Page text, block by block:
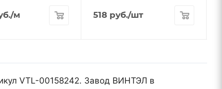
/м 518 руб./шт
VTL-00158242. Завод ВИНТЭЛ в